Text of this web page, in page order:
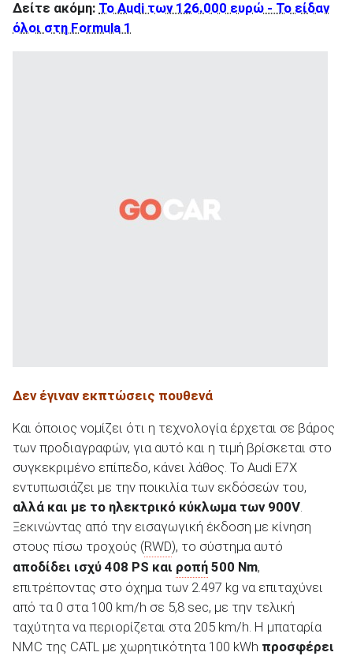
Δείτε ακόμη: Το Audi των 126.000 ευρώ - Το είδαν
όλοι στη Formula 1
Δεν έγιναν εκπτώσεις πουθενά
Και όποιος νομίζει ότι η τεχνολογία έρχεται σε βάρος
των προδιαγραφών, για αυτό και η τιμή βρίσκεται στο
συγκεκριμένο επίπεδο, κάνει λάθος. Το Audi E7X
εντυπωσιάζει με την ποικιλία των εκδόσεών του,
αλλά και με το ηλεκτρικό κύκλωμα των 900V.
Ξεκινώντας από την εισαγωγική έκδοση με κίνηση
στους πίσω τροχούς (RWD), το σύστημα αυτό
αποδίδει ισχύ 408 PS και ροπή 500 Nm,
επιτρέποντας στο όχημα των 2.497 kg να επιταχύνει
από τα 0 στα 100 km/h σε 5,8 sec, με την τελική
ταχύτητα να περιορίζεται στα 205 km/h. Η μπαταρία
NMC της CATL με χωρητικότητα 100 kWh προσφέρει